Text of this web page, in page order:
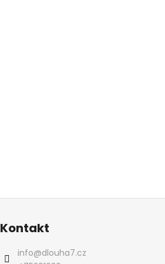
Kontakt
info@dlouha7.cz